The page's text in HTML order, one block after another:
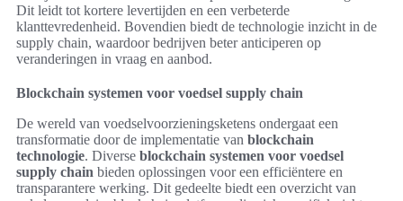
Dit leidt tot kortere levertijden en een verbeterde
klanttevredenheid. Bovendien biedt de technologie inzicht in de
supply chain, waardoor bedrijven beter anticiperen op
veranderingen in vraag en aanbod.
Blockchain systemen voor voedsel supply chain
De wereld van voedselvoorzieningsketens ondergaat een
transformatie door de implementatie van blockchain
technologie. Diverse blockchain systemen voor voedsel
supply chain bieden oplossingen voor een efficiëntere en
transparantere werking. Dit gedeelte biedt een overzicht van